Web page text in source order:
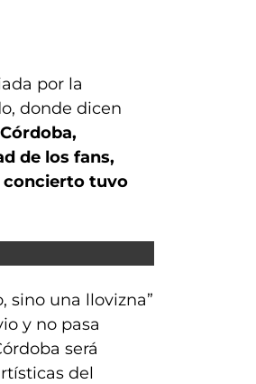
por la
donde dicen
de los fans,
concierto tuvo
sino una llovizna”
y no pasa
será
del